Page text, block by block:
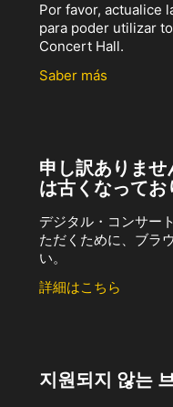
Por favor, actualice
para poder utilizar
Concert Hall.
Saber más
申し訳ありま
は古くなってお
デジタル・コンサー
ただくために、ブラ
い。
詳細はこちら
지원되지 않는